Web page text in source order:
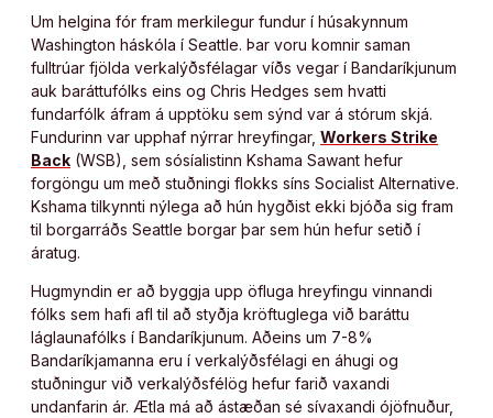
Um helgina fór fram merkilegur fundur í húsakynnum
Washington háskóla í Seattle. Þar voru komnir saman
fulltrúar fjölda verkalýðsfélagar víðs vegar í Bandaríkjunum
auk baráttufólks eins og Chris Hedges sem hvatti
fundarfólk áfram á upptöku sem sýnd var á stórum skjá.
Fundurinn var upphaf nýrrar hreyfingar, Workers Strike
Back (WSB), sem sósíalistinn Kshama Sawant hefur
forgöngu um með stuðningi flokks síns Socialist Alternative.
Kshama tilkynnti nýlega að hún hygðist ekki bjóða sig fram
til borgarráðs Seattle borgar þar sem hún hefur setið í
áratug.
Hugmyndin er að byggja upp öfluga hreyfingu vinnandi
fólks sem hafi afl til að styðja kröftuglega við baráttu
láglaunafólks í Bandaríkjunum. Aðeins um 7-8%
Bandaríkjamanna eru í verkalýðsfélagi en áhugi og
stuðningur við verkalýðsfélög hefur farið vaxandi
undanfarin ár. Ætla má að ástæðan sé sívaxandi ójöfnuður,